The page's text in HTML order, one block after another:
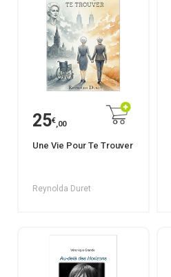
25€,00
Une Vie Pour Te Trouver
Reynolda Duret